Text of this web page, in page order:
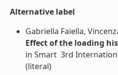
Alternative label
Gabriella Faiella,
Effect of the loading
in Smart  3rd
(literal)